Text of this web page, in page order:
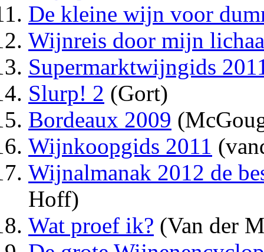
De kleine wijn voor
Wijnreis door mijn
Supermarktwijngids
Slurp! 2 (Gort)
Bordeaux 2009
Wijnkoopgids 2011
Wijnalmanak 2012 de
Hoff)
Wat proef ik? (Van der